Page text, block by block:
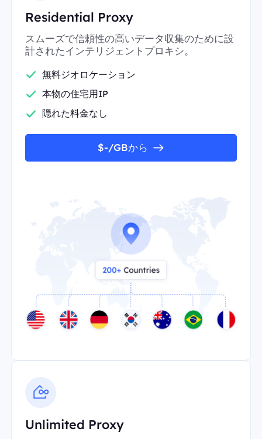
Residential Proxy
スムーズで信頼性の高いデータ収集のために設
計されたインテリジェントプロキシ。
無料ジオロケーション
本物の住宅用IP
隠れた料金なし
$-/GBから
Unlimited Proxy